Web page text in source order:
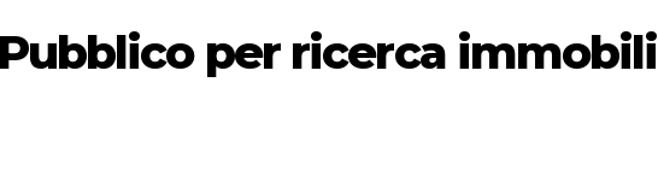
per ricerca immobili